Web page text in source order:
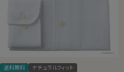
送料無料 ナチュラルフィット